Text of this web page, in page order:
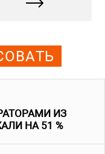
ИЗ
НА 51 %